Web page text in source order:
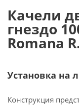
Качели
гнездо
Romana
Установка на
Конструкция